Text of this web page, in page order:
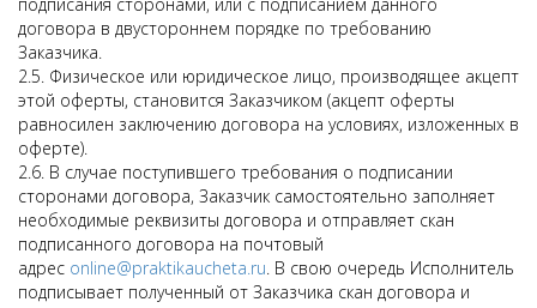
договора в двустороннем порядке по требованию
Заказчика.
2.5. Физическое или юридическое лицо, производящее акцепт
этой оферты, становится Заказчиком (акцепт оферты
равносилен заключению договора на условиях, изложенных в
оферте).
2.6. В случае поступившего требования о подписании
сторонами договора, Заказчик самостоятельно заполняет
необходимые реквизиты договора и отправляет скан
подписанного договора на почтовый
адрес online@praktikaucheta.ru. В свою очередь Исполнитель
подписывает полученный от Заказчика скан договора и